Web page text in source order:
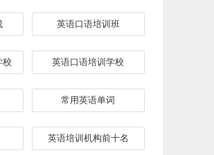
英语口语培训班
校 英语口语培训学校
常用英语单词
英语培训机构前十名